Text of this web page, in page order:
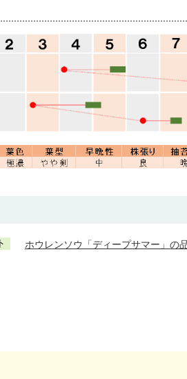
ホウレンソウ「ディープサマー」の